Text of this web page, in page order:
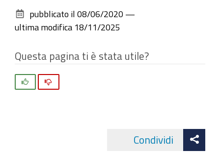
documento
pubblicato il 08/06/2020 —
ultima modifica 18/11/2025
Questa pagina ti è stata utile?
Condividi